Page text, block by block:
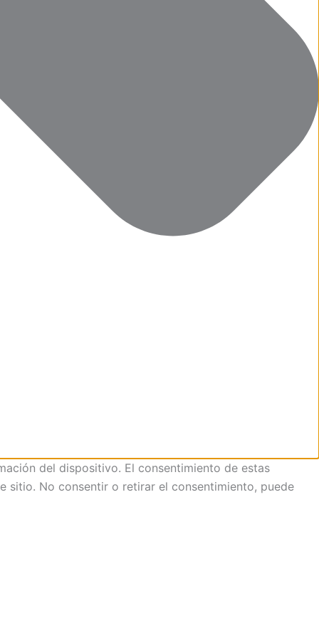
del dispositivo. El consentimiento de estas
sitio. No consentir o retirar el consentimiento, puede